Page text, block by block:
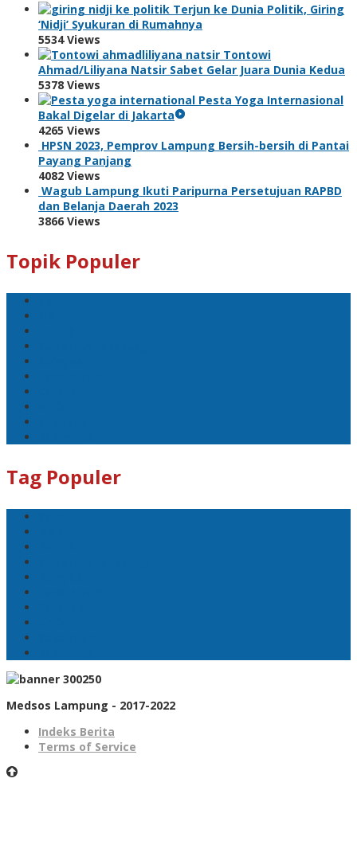
Terjun ke Dunia Politik, Giring
‘Nidji’ Syukuran di Rumahnya
5534 Views
Tontowi
Ahmad/Liliyana Natsir Sabet Gelar Juara Dunia Kedua
5378 Views
Pesta Yoga Internasional
Bakal Digelar di Jakarta
4265 Views
HPSN 2023, Pemprov Lampung Bersih-bersih di Pantai
Payang Panjang
4082 Views
Wagub Lampung Ikuti Paripurna Persetujuan RAPBD
dan Belanja Daerah 2023
3866 Views
Topik Populer
Tag Populer
Medsos Lampung - 2017-2022
Indeks Berita
Terms of Service